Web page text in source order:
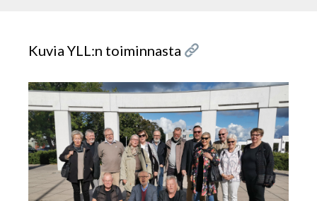
Kuvia YLL:n toiminnasta